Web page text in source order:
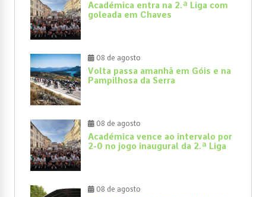
Académica entra na 2.ª Liga com
goleada em Chaves
08 de agosto
Volta passa amanhã em Góis e na
Pampilhosa da Serra
08 de agosto
Académica vence ao intervalo por
2-0 no jogo inaugural da 2.ª Liga
08 de agosto